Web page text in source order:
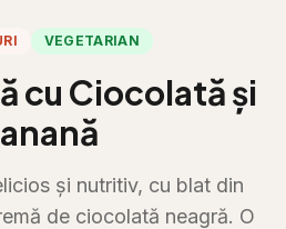
VEGETARIAN
cu Ciocolată și
și nutritiv, cu blat din
de ciocolată neagră. O